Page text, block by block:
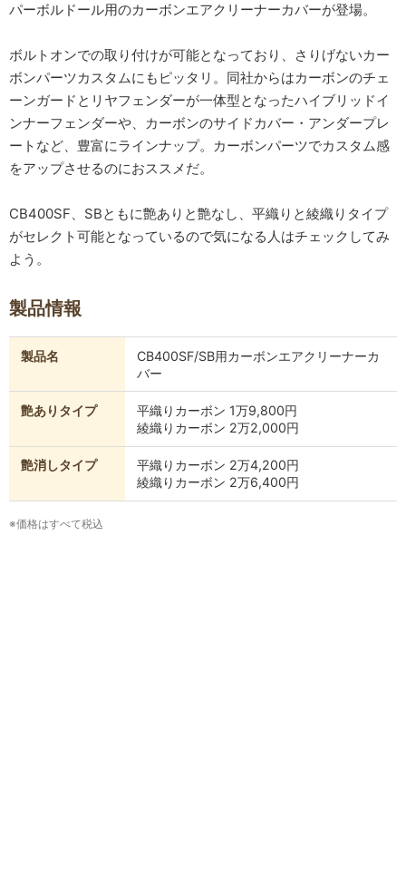
パーボルドール用のカーボンエアクリーナーカバーが登場。
ボルトオンでの取り付けが可能となっており、さりげないカー
ボンパーツカスタムにもピッタリ。同社からはカーボンのチェ
ーンガードとリヤフェンダーが一体型となったハイブリッドイ
ンナーフェンダーや、カーボンのサイドカバー・アンダープレ
ートなど、豊富にラインナップ。カーボンパーツでカスタム感
をアップさせるのにおススメだ。
CB400SF、SBともに艶ありと艶なし、平織りと綾織りタイプ
がセレクト可能となっているので気になる人はチェックしてみ
よう。
製品情報
製品名
CB400SF/SB用カーボンエアクリーナーカ
バー
艶ありタイプ
平織りカーボン 1万9,800円
綾織りカーボン 2万2,000円
艶消しタイプ
平織りカーボン 2万4,200円
綾織りカーボン 2万6,400円
※価格はすべて税込